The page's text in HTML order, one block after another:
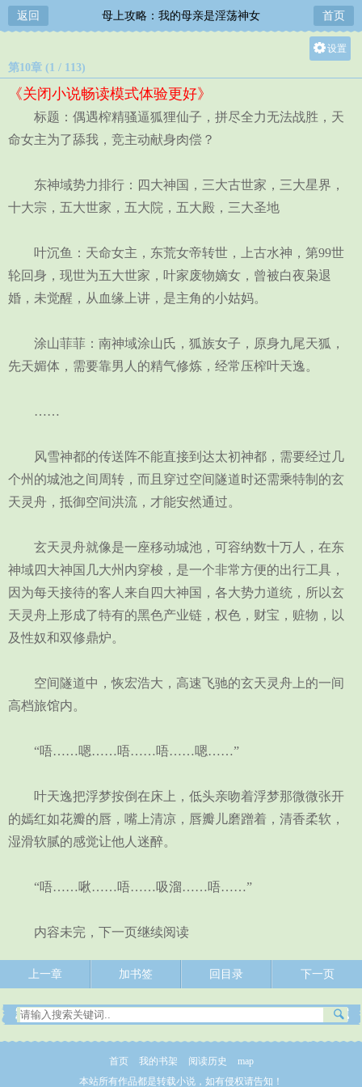
返回 母上攻略：我的母亲是淫荡神女 首页
设置
中
第10章 (1 / 113)
《关闭小说畅读模式体验更好》
标题：偶遇榨精骚逼狐狸仙子，拼尽全力无法战胜，天
命女主为了舔我，竞主动献身肉偿？
东神域势力排行：四大神国，三大古世家，三大星界，
十大宗，五大世家，五大院，五大殿，三大圣地
叶沉鱼：天命女主，东荒女帝转世，上古水神，第99世
轮回身，现世为五大世家，叶家废物嫡女，曾被白夜枭退
婚，未觉醒，从血缘上讲，是主角的小姑妈。
涂山菲菲：南神域涂山氏，狐族女子，原身九尾天狐，
先天媚体，需要靠男人的精气修炼，经常压榨叶天逸。
……
风雪神都的传送阵不能直接到达太初神都，需要经过几
个州的城池之间周转，而且穿过空间隧道时还需乘特制的玄
天灵舟，抵御空间洪流，才能安然通过。
玄天灵舟就像是一座移动城池，可容纳数十万人，在东
神域四大神国几大州内穿梭，是一个非常方便的出行工具，
因为每天接待的客人来自四大神国，各大势力道统，所以玄
天灵舟上形成了特有的黑色产业链，权色，财宝，赃物，以
及性奴和双修鼎炉。
空间隧道中，恢宏浩大，高速飞驰的玄天灵舟上的一间
高档旅馆内。
“唔……嗯……唔……唔……嗯……”
叶天逸把浮梦按倒在床上，低头亲吻着浮梦那微微张开
的嫣红如花瓣的唇，嘴上清凉，唇瓣儿磨蹭着，清香柔软，
湿滑软腻的感觉让他人迷醉。
“唔……啾……唔……吸溜……唔……”
内容未完，下一页继续阅读
上一章 加书签 回目录 下一页
首页 我的书架 阅读历史
map
本站所有作品都是转载小说，如有侵权请告知！